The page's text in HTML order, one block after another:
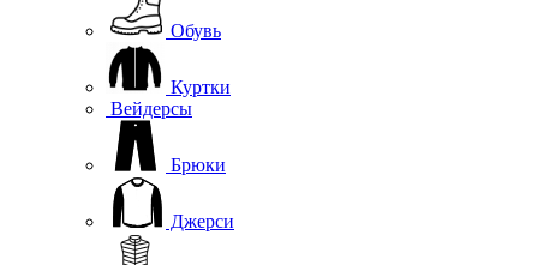
Обувь
Куртки
Вейдерсы
Брюки
Джерси